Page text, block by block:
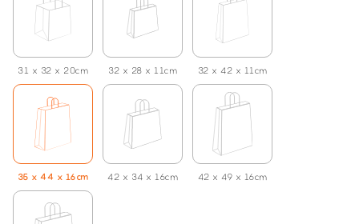
31 x 32 x 20cm 32 x 28 x 11cm 32 x 42 x 11cm
35 x 44 x 16cm 42 x 34 x 16cm 42 x 49 x 16cm